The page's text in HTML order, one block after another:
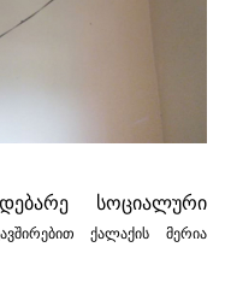
სოციალური
ქალაქის მერია